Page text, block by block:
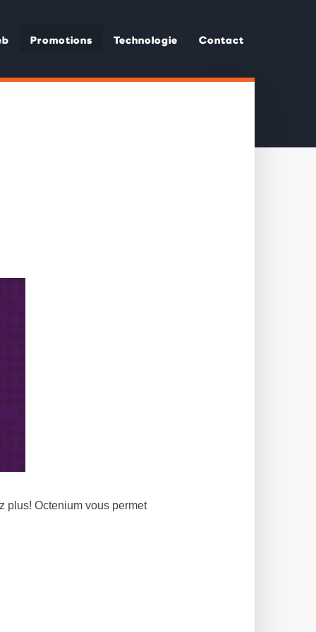
Promotions Technologie Contact
plus! Octenium vous permet